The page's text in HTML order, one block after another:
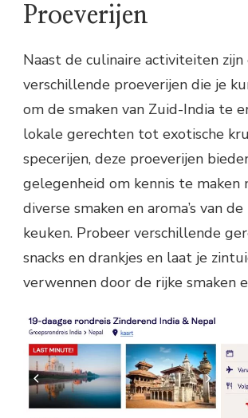
Proeverijen
Naast de culinaire activiteiten zijn
verschillende proeverijen die je
om de smaken van Zuid-India te
lokale gerechten tot exotische
specerijen, deze proeverijen
gelegenheid om kennis te maken
diverse smaken en aroma’s van
keuken. Probeer verschillende
snacks en drankjes en laat je
verwennen door de rijke smaken